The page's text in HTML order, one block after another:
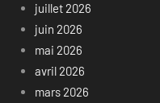
juillet 2026
juin 2026
mai 2026
avril 2026
mars 2026